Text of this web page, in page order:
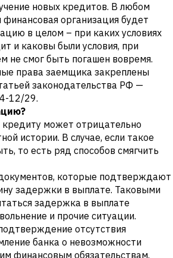
новых кредитов. В любом
финансовая организация будет
в целом – при каких условиях
и каковы были условия, при
не смог быть погашен вовремя.
права заемщика закреплены
законодательства РФ —
12/29.
может отрицательно
истории. В случае, если такое
то есть ряд способов смягчить
которые подтверждают
задержки в выплате. Таковыми
задержка в выплате
и прочие ситуации.
отсутствия
банка о невозможности
финансовым обязательствам.